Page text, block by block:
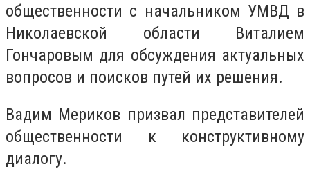
общественности с начальником УМВД в
Николаевской области Виталием
Гончаровым для обсуждения актуальных
вопросов и поисков путей их решения.
Вадим Мериков призвал представителей
общественности к конструктивному
диалогу.